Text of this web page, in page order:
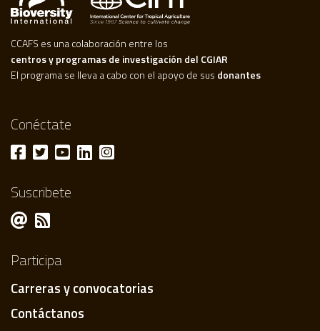
CCAFS es una colaboración entre los
centros y programas de investigación del CGIAR
El programa se lleva a cabo con el apoyo de sus donantes
Conéctate
Suscribete
Participa
Carreras y convocatorias
Contáctanos